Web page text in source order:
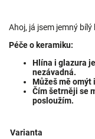
Ahoj, já jsem jemný
Péče o keramiku:
Hlína i glazura
nezávadná.
Můžeš mě omýt
Čím šetrněji se
posloužím.
Varianta